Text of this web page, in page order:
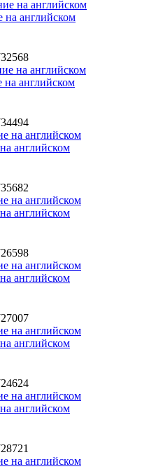
на английском
на английском
английском
английском
английском
английском
английском